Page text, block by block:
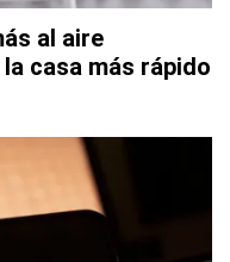
al aire
casa más rápido